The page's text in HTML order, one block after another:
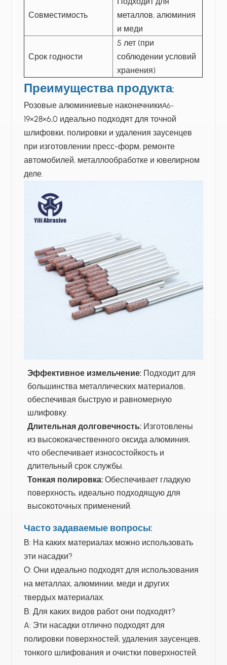
Совместимость
металлов, алюминия
и меди
Срок годности
5 лет (при
соблюдении условий
хранения)
Преимущества продукта:
Розовые алюминиевые наконечникиА6-
19×28×6,0 идеально подходят для точной
шлифовки, полировки и удаления заусенцев
при изготовлении пресс-форм, ремонте
автомобилей, металлообработке и ювелирном
деле.
Эффективное измельчение: Подходит для
большинства металлических материалов,
обеспечивая быструю и равномерную
шлифовку.
Длительная долговечность: Изготовлены
из высококачественного оксида алюминия,
что обеспечивает износостойкость и
длительный срок службы.
Тонкая полировка: Обеспечивает гладкую
поверхность, идеально подходящую для
высокоточных применений.
Часто задаваемые вопросы:
В: На каких материалах можно использовать
эти насадки?
О: Они идеально подходят для использования
на металлах, алюминии, меди и других
твердых материалах.
В: Для каких видов работ они подходят?
A: Эти насадки отлично подходят для
полировки поверхностей, удаления заусенцев,
тонкого шлифования и очистки поверхностей.